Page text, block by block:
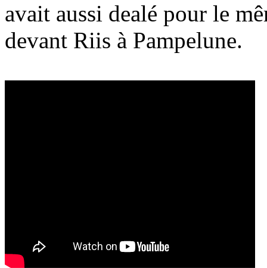
avait aussi dealé pour le
devant Riis à Pampelune.